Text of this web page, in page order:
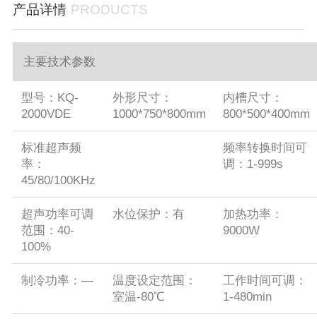
产品详情 PRODUCTS
主要技术参数
型号：KQ-
2000VDE
外形尺寸：
1000*750*800mm
内槽尺寸：
800*500*400mm
标准超声频
率：
45/80/100KHz
频率转换时间可
调：1-999s
超声功率可调
范围：40-
100%
水位保护：有
加热功率：
9000W
制冷功率：—
温度设定范围：
室温-80℃
工作时间可调：
1-480min